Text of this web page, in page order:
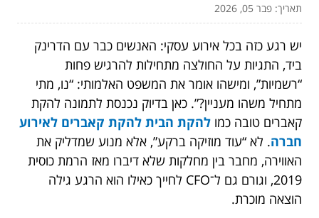
תאריך: פבר 05, 2026
יש רגע כזה בכל אירוע עסקי: האנשים כבר עם הדרינק
ביד, התגיות על החולצה מתחילות להרגיש פחות
“רשמיות”, ומישהו אומר את המשפט האלמותי: “נו, מתי
מתחיל משהו מעניין?”. כאן בדיוק נכנסת לתמונה להקת
קאברים טובה כמו להקת הבית להקת קאברים לאירוע
חברה. לא “עוד מוזיקה ברקע”, אלא מנוע שמדליק את
האווירה, מחבר בין מחלקות שלא דיברו מאז הרמת כוסית
2019, וגורם גם ל־CFO לחייך כאילו הוא הרגע גילה
הוצאה מוכרת.